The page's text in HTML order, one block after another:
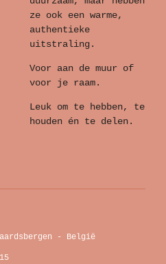
ze ook een warme,
authentieke
uitstraling.
Voor aan de muur of
voor je raam.
Leuk om te hebben, te
houden én te delen.
- België